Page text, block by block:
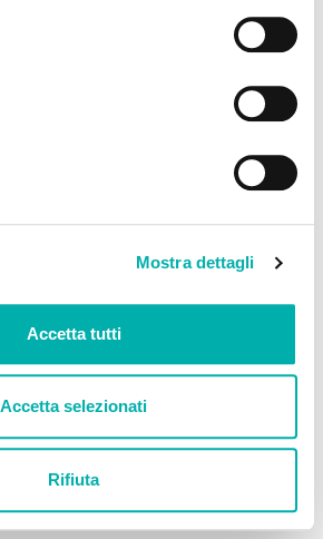
procedi nella navigazione
tecnici.
Mostra dettagli
Accetta tutti
Accetta selezionati
Rifiuta